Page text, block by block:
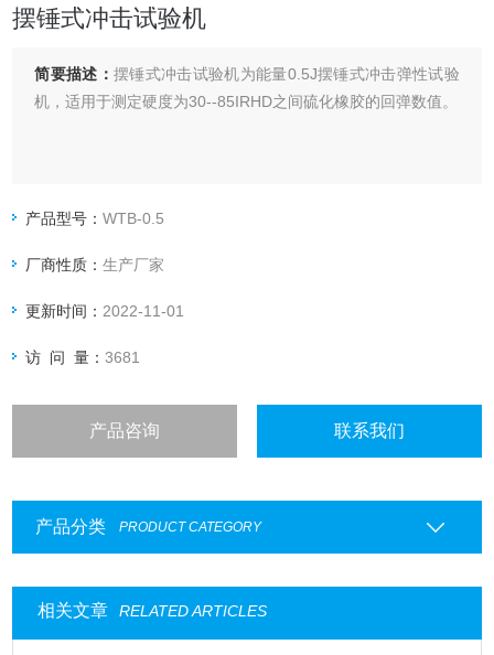
摆锤式冲击试验机
简要描述： 摆锤式冲击试验机为能量0.5J摆锤式冲击弹性试验
机，适用于测定硬度为30--85IRHD之间硫化橡胶的回弹数值。
产品型号：WTB-0.5
厂商性质：生产厂家
更新时间： 2022-11-01
访 问 量：3681
产品咨询 联系我们
产品分类 PRODUCT CATEGORY
相关文章 RELATED ARTICLES